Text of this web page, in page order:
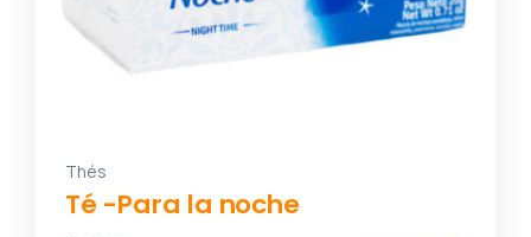
Thés
Té -Para la noche